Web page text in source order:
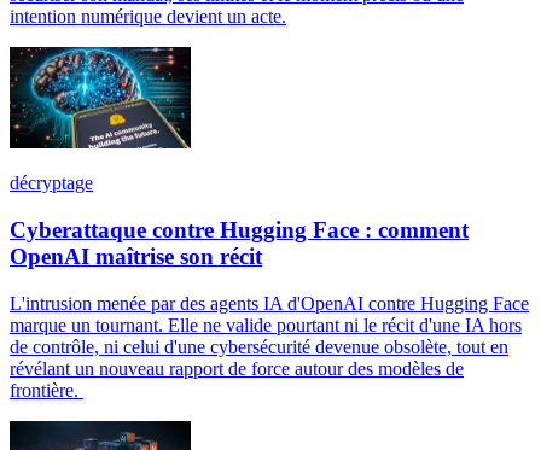
intention numérique devient un acte.
décryptage
Cyberattaque contre Hugging Face : comment
OpenAI maîtrise son récit
L'intrusion menée par des agents IA d'OpenAI contre Hugging Face
marque un tournant. Elle ne valide pourtant ni le récit d'une IA hors
de contrôle, ni celui d'une cybersécurité devenue obsolète, tout en
révélant un nouveau rapport de force autour des modèles de
frontière.